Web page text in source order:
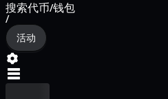
搜索代币/钱包
/
活动